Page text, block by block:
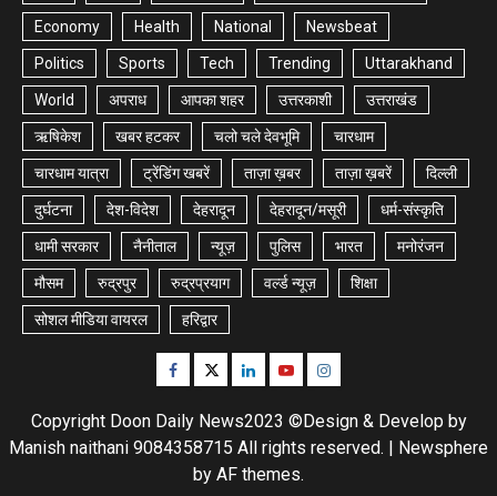
Economy Health National Newsbeat
Politics Sports Tech Trending Uttarakhand
World अपराध आपका शहर उत्तरकाशी उत्तराखंड
ऋषिकेश खबर हटकर चलो चले देवभूमि चारधाम
चारधाम यात्रा ट्रेंडिंग खबरें ताज़ा ख़बर ताज़ा ख़बरें दिल्ली
दुर्घटना देश-विदेश देहरादून देहरादून/मसूरी धर्म-संस्कृति
धामी सरकार नैनीताल न्यूज़ पुलिस भारत मनोरंजन
मौसम रुद्रपुर रुद्रप्रयाग वर्ल्ड न्यूज़ शिक्षा
सोशल मीडिया वायरल हरिद्वार
Facebook
TwitterLinkedinYoutubeInstagram
Copyright Doon Daily News2023 ©Design & Develop by
Manish naithani 9084358715 All rights reserved. | Newsphere
by AF themes.